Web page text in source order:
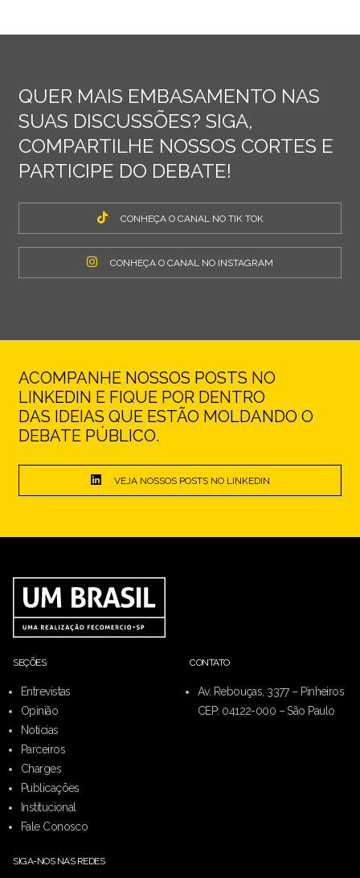
QUER MAIS EMBASAMENTO NAS
SUAS DISCUSSÕES? SIGA,
COMPARTILHE NOSSOS CORTES E
PARTICIPE DO DEBATE!
CONHEÇA O CANAL NO TIK TOK
CONHEÇA O CANAL NO INSTAGRAM
ACOMPANHE NOSSOS POSTS NO
LINKEDIN E FIQUE POR DENTRO
DAS IDEIAS QUE ESTÃO MOLDANDO O
DEBATE PÚBLICO.
VEJA NOSSOS POSTS NO LINKEDIN
SEÇÕES
Entrevistas
Opinião
Notícias
Parceiros
Charges
Publicações
Institucional
Fale Conosco
CONTATO
Av. Rebouças, 3377 – Pinheiros
CEP: 04122-000 – São Paulo
SIGA-NOS NAS REDES